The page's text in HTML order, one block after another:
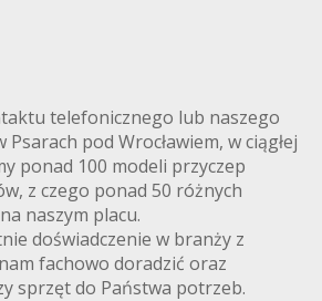
telefonicznego lub naszego
pod Wrocławiem, w ciągłej
ponad 100 modeli przyczep
z czego ponad 50 różnych
naszym placu.
doświadczenie w branży z
fachowo doradzić oraz
sprzęt do Państwa potrzeb.